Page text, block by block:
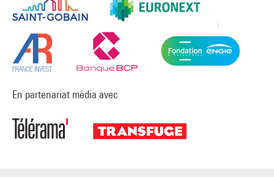
En partenariat média avec